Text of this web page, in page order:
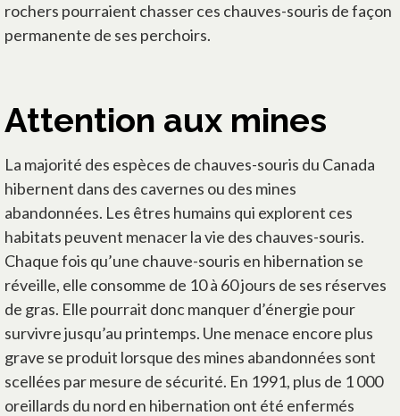
rochers pourraient chasser ces chauves-souris de façon
permanente de ses perchoirs.
Attention aux mines
La majorité des espèces de chauves-souris du Canada
hibernent dans des cavernes ou des mines
abandonnées. Les êtres humains qui explorent ces
habitats peuvent menacer la vie des chauves-souris.
Chaque fois qu’une chauve-souris en hibernation se
réveille, elle consomme de 10 à 60 jours de ses réserves
de gras. Elle pourrait donc manquer d’énergie pour
survivre jusqu’au printemps. Une menace encore plus
grave se produit lorsque des mines abandonnées sont
scellées par mesure de sécurité. En 1991, plus de 1 000
oreillards du nord en hibernation ont été enfermés